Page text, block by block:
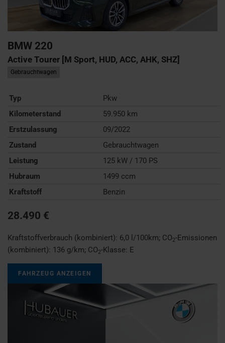
BMW 220
Active Tourer [M Sport, HUD, ACC, AHK, SHZ]
Gebrauchtwagen
Typ
Pkw
Kilometerstand
59.950 km
Erstzulassung
09/2022
Zustand
Gebrauchtwagen
Leistung
125 kW / 170 PS
Hubraum
1499 ccm
Kraftstoff
Benzin
28.490 €
Kraftstoffverbrauch (kombiniert): 6,0 l/100km; CO2-Emissionen
(kombiniert): 136 g/km; CO2-Klasse: E
FAHRZEUG ANZEIGEN